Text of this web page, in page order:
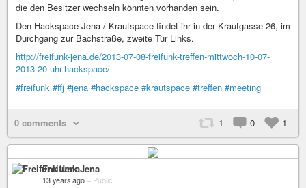
die den Besitzer wechseln könnten vorhanden sein.
Den Hackspace Jena / Krautspace findet ihr in der Krautgasse 26, im
Durchgang zur Bachstraße, zweite Tür Links.
http://freifunk-jena.de/2013-07-08-freifunk-treffen-mittwoch-10-07-
2013-20-uhr-hackspace/
#freifunk #ffj #jena #hackspace #krautspace #treffen #meeting
0 comments 1 0 1
Freifunk Jena
13 years ago – Public